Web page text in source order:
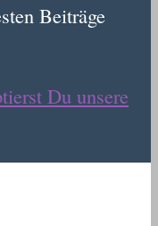
Beiträge
Du unsere